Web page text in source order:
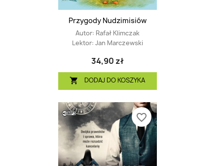
Przygody Nudzimisiów
Autor: Rafał Klimczak
Lektor: Jan Marczewski
34,90 zł
 DODAJ DO KOSZYKA
favorite_border